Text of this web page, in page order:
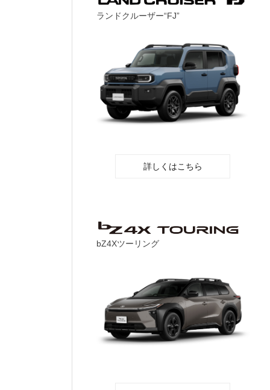
ランドクルーザー“FJ”
詳しくはこちら
bZ4Xツーリング